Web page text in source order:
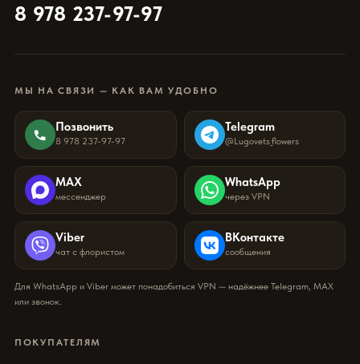
8 978 237-97-97
МЫ НА СВЯЗИ — КАК ВАМ УДОБНО
Позвонить
8 978 237-97-97
Telegram
@Lugovets_flowers
MAX
мессенджер
WhatsApp
через VPN
Viber
чат с флористом
ВКонтакте
сообщения
Для WhatsApp и Viber может понадобиться VPN — надёжнее Telegram, MAX
или звонок.
ПОКУПАТЕЛЯМ